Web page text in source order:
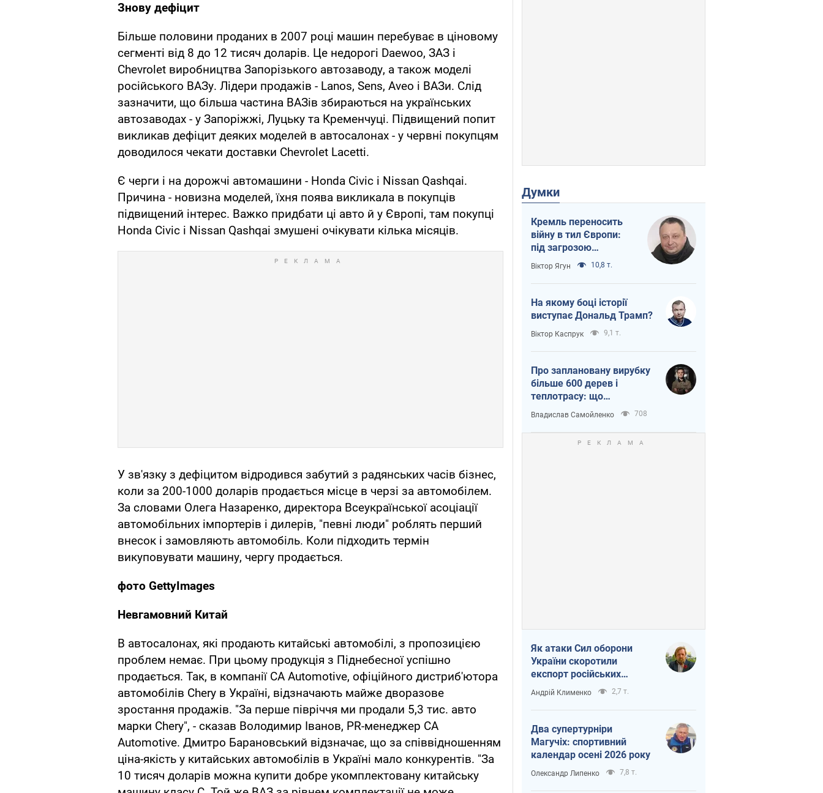
Знову дефіцит
Більше половини проданих в 2007 році машин перебуває в ціновому
сегменті від 8 до 12 тисяч доларів. Це недорогі Daewoo, ЗАЗ і
Chevrolet виробництва Запорізького автозаводу, а також моделі
російського ВАЗу. Лідери продажів - Lanos, Sens, Aveo і ВАЗи. Слід
зазначити, що більша частина ВАЗів збираються на українських
автозаводах - у Запоріжжі, Луцьку та Кременчуці. Підвищений попит
викликав дефіцит деяких моделей в автосалонах - у червні покупцям
доводилося чекати доставки Chevrolet Lacetti.
Є черги і на дорожчі автомашини - Honda Civic і Nissan Qashqai.
Причина - новизна моделей, їхня поява викликала в покупців
підвищений інтерес. Важко придбати ці авто й у Європі, там покупці
Honda Civic і Nissan Qashqai змушені очікувати кілька місяців.
У зв'язку з дефіцитом відродився забутий з радянських часів бізнес,
коли за 200-1000 доларів продається місце в черзі за автомобілем.
За словами Олега Назаренко, директора Всеукраїнської асоціації
автомобільних імпортерів і дилерів, "певні люди" роблять перший
внесок і замовляють автомобіль. Коли підходить термін
викуповувати машину, чергу продається.
фото GettyImages
Невгамовний Китай
В автосалонах, які продають китайські автомобілі, з пропозицією
проблем немає. При цьому продукція з Піднебесної успішно
продається. Так, в компанії CA Automotive, офіційного дистриб'ютора
автомобілів Chery в Україні, відзначають майже дворазове
зростання продажів. "За перше півріччя ми продали 5,3 тис. авто
марки Chery", - сказав Володимир Іванов, PR-менеджер CA
Automotive. Дмитро Барановський відзначає, що за співвідношенням
ціна-якість у китайських автомобілів в Україні мало конкурентів. "За
10 тисяч доларів можна купити добре укомплектовану китайську
Думки
Кремль переносить
війну в тил Європи:
під загрозою
критична логістика
Віктор Ягун 10,8 т.
На якому боці історії
виступає Дональд Трамп?
Віктор Каспрук 9,1 т.
Про заплановану вирубку
більше 600 дерев і
теплотрасу: що
відбувається на Теремках
у Києві
Владислав Самойленко 708
Як атаки Сил оборони
України скоротили
експорт російських
нафтопродуктів
Андрій Клименко 2,7 т.
Два супертурніри
Магучіх: спортивний
календар осені 2026 року
Олександр Липенко 7,8 т.